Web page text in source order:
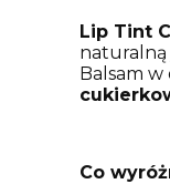
Lip Tint
naturalną
Balsam w
Co